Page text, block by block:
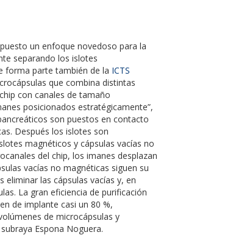
un enfoque novedoso para la
separando los islotes
forma parte también de la ICTS
que combina distintas
con canales de tamaño
posicionados estratégicamente”,
son puestos en contacto
Después los islotes son
magnéticos y cápsulas vacías no
del chip, los imanes desplazan
vacías no magnéticas siguen su
las cápsulas vacías y, en
La gran eficiencia de purificación
de implante casi un 80 %,
de microcápsulas y
Espona Noguera.